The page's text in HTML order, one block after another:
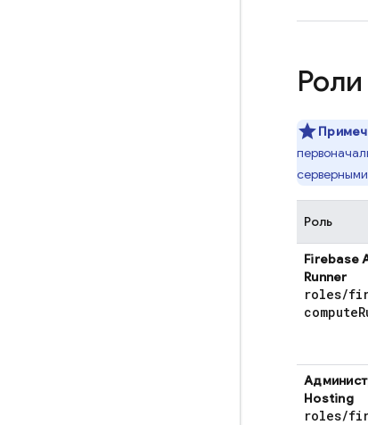
Роли
Роль
Firebase
Runner
roles/
compute
Hosting
roles/